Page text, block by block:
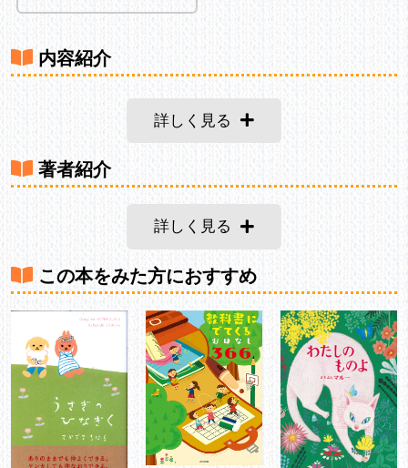
内容紹介
詳しく見る
著者紹介
詳しく見る
この本をみた方におすすめ